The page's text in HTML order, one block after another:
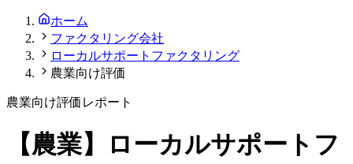
ホーム
ファクタリング会社
ローカルサポートファクタリング
農業向け評価
農業向け評価レポート
【農業】
ローカルサポートフ